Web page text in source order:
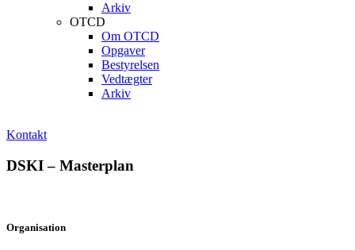
Arkiv
OTCD
Om OTCD
Opgaver
Bestyrelsen
Vedtægter
Arkiv
Kontakt
DSKI – Masterplan
Organisation